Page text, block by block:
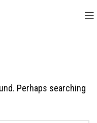
Perhaps searching